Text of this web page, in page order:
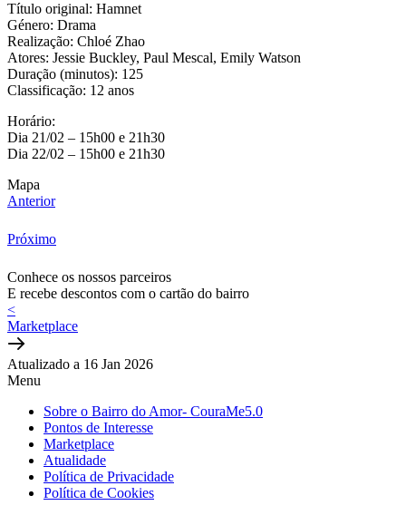
Título original: Hamnet
Género: Drama
Realização: Chloé Zhao
Atores: Jessie Buckley, Paul Mescal, Emily Watson
Duração (minutos): 125
Classificação: 12 anos
Horário:
Dia 21/02 – 15h00 e 21h30
Dia 22/02 – 15h00 e 21h30
Mapa
Anterior
Próximo
Conhece os nossos parceiros
E recebe descontos com o cartão do bairro
<
Marketplace
Atualizado a 16 Jan 2026
Menu
Sobre o Bairro do Amor- CouraMe5.0
Pontos de Interesse
Marketplace
Atualidade
Política de Privacidade
Política de Cookies